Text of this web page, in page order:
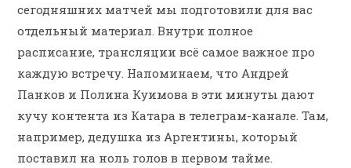
сегодняшних матчей мы подготовили для вас
отдельный материал. Внутри полное
расписание, трансляции всё самое важное про
каждую встречу. Напоминаем, что Андрей
Панков и Полина Куимова в эти минуты дают
кучу контента из Катара в телеграм-канале. Там,
например, дедушка из Аргентины, который
поставил на ноль голов в первом тайме.